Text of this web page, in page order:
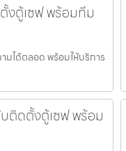
งตู้เซฟ พร้อมทีม
ได้ตลอด พร้อมให้บริการ
ติดตั้งตู้เซฟ พร้อม